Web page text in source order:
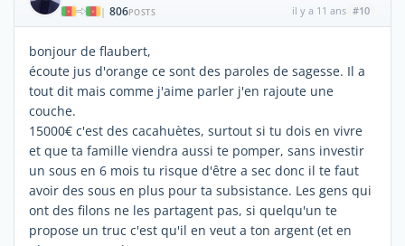
| 806POSTS il y a 11 ans #10
bonjour de flaubert,
écoute jus d'orange ce sont des paroles de sagesse. Il a
tout dit mais comme j'aime parler j'en rajoute une
couche.
15000€ c'est des cacahuètes, surtout si tu dois en vivre
et que ta famille viendra aussi te pomper, sans investir
un sous en 6 mois tu risque d'être a sec donc il te faut
avoir des sous en plus pour ta subsistance. Les gens qui
ont des filons ne les partagent pas, si quelqu'un te
propose un truc c'est qu'il en veut a ton argent (et en